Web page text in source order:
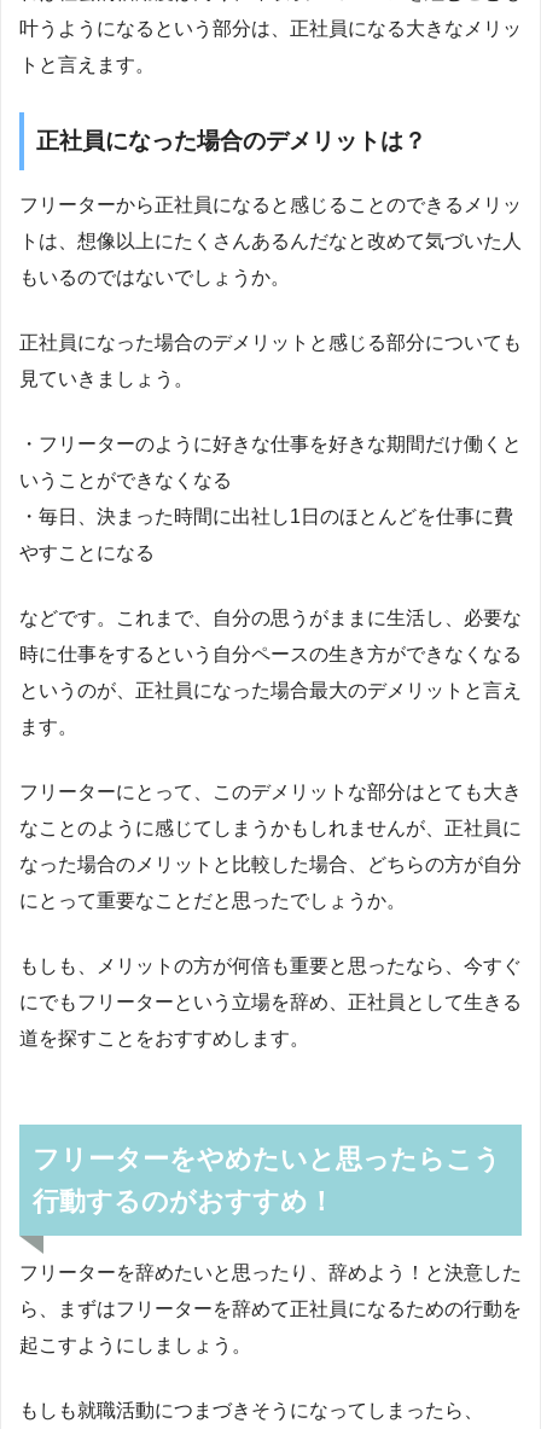
叶うようになるという部分は、正社員になる大きなメリッ
トと言えます。
正社員になった場合のデメリットは？
フリーターから正社員になると感じることのできるメリッ
トは、想像以上にたくさんあるんだなと改めて気づいた人
もいるのではないでしょうか。
正社員になった場合のデメリットと感じる部分についても
見ていきましょう。
・フリーターのように好きな仕事を好きな期間だけ働くと
いうことができなくなる
・毎日、決まった時間に出社し1日のほとんどを仕事に費
やすことになる
などです。これまで、自分の思うがままに生活し、必要な
時に仕事をするという自分ペースの生き方ができなくなる
というのが、正社員になった場合最大のデメリットと言え
ます。
フリーターにとって、このデメリットな部分はとても大き
なことのように感じてしまうかもしれませんが、正社員に
なった場合のメリットと比較した場合、どちらの方が自分
にとって重要なことだと思ったでしょうか。
もしも、メリットの方が何倍も重要と思ったなら、今すぐ
にでもフリーターという立場を辞め、正社員として生きる
道を探すことをおすすめします。
フリーターをやめたいと思ったらこう
行動するのがおすすめ！
フリーターを辞めたいと思ったり、辞めよう！と決意した
ら、まずはフリーターを辞めて正社員になるための行動を
起こすようにしましょう。
もしも就職活動につまづきそうになってしまったら、